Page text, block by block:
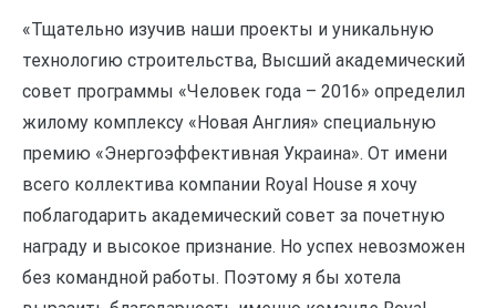
«Тщательно изучив наши проекты и уникальную
технологию строительства, Высший академический
совет программы «Человек года – 2016» определил
жилому комплексу «Новая Англия» специальную
премию «Энергоэффективная Украина». От имени
всего коллектива компании Royal House я хочу
поблагодарить академический совет за почетную
награду и высокое признание. Но успех невозможен
без командной работы. Поэтому я бы хотела